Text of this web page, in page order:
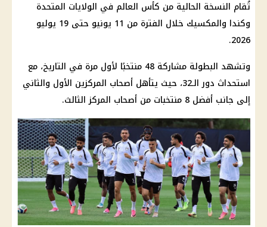
تُقام النسخة الحالية من كأس العالم في الولايات المتحدة
وكندا والمكسيك خلال الفترة من 11 يونيو حتى 19 يوليو
2026.
وتشهد البطولة مشاركة 48 منتخبًا لأول مرة في التاريخ، مع
استحداث دور الـ32، حيث يتأهل أصحاب المركزين الأول والثاني
إلى جانب أفضل 8 منتخبات من أصحاب المركز الثالث.